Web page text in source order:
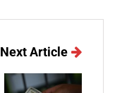
Next Article